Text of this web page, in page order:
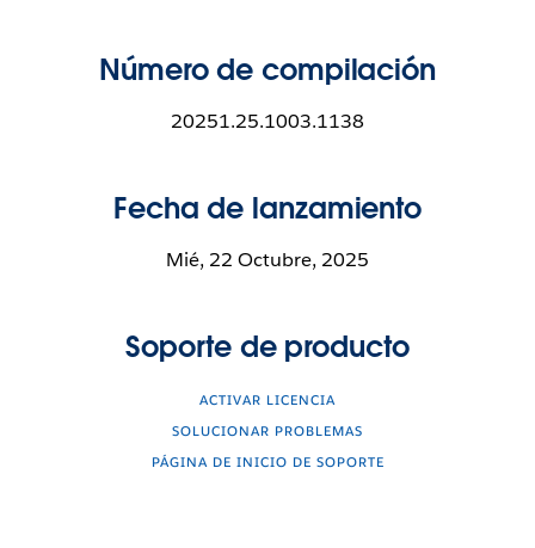
Número de compilación
20251.25.1003.1138
Fecha de lanzamiento
Mié, 22 Octubre, 2025
Soporte de producto
ACTIVAR LICENCIA
SOLUCIONAR PROBLEMAS
PÁGINA DE INICIO DE SOPORTE